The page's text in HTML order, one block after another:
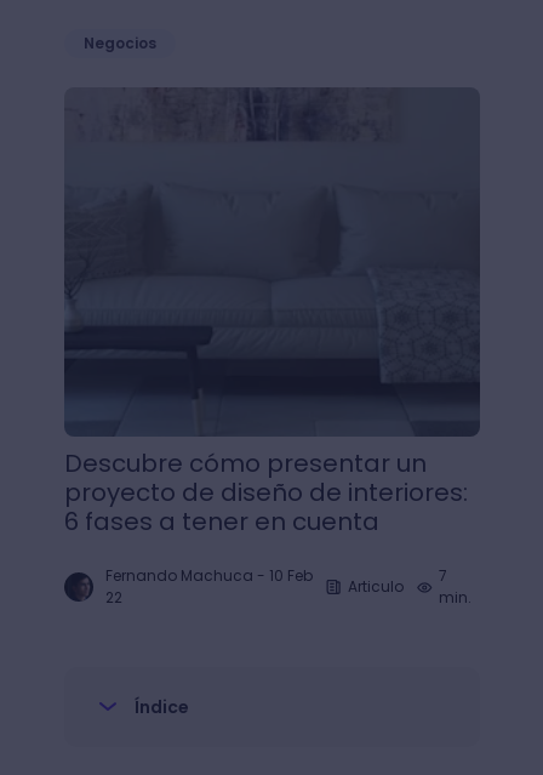
Negocios
Descubre cómo presentar un proyecto de diseño
Descubre cómo presentar un
proyecto de diseño de interiores:
6 fases a tener en cuenta
Fernando Machuca - 10 Feb
22
Articulo
7
min.
Índice